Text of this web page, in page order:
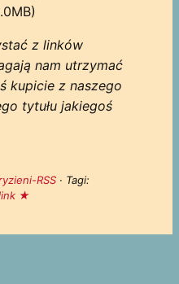
z linków
nam utrzymać
kupicie z naszego
tytułu jakiegoś
RSS· Tagi:
★